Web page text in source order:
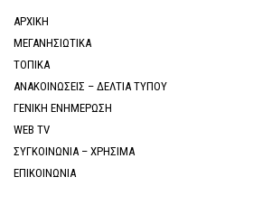
ΑΡΧΙΚΗ
ΜΕΓΑΝΗΣΙΩΤΙΚΑ
ΤΟΠΙΚΑ
ΑΝΑΚΟΙΝΩΣΕΙΣ – ΔΕΛΤΙΑ ΤΥΠΟΥ
ΓΕΝΙΚΗ ΕΝΗΜΕΡΩΣΗ
WEB TV
ΣΥΓΚΟΙΝΩΝΙΑ – ΧΡΗΣΙΜΑ
ΕΠΙΚΟΙΝΩΝΙΑ